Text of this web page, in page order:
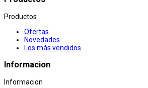
Productos
Ofertas
Novedades
Los más vendidos
Informacion
Informacion